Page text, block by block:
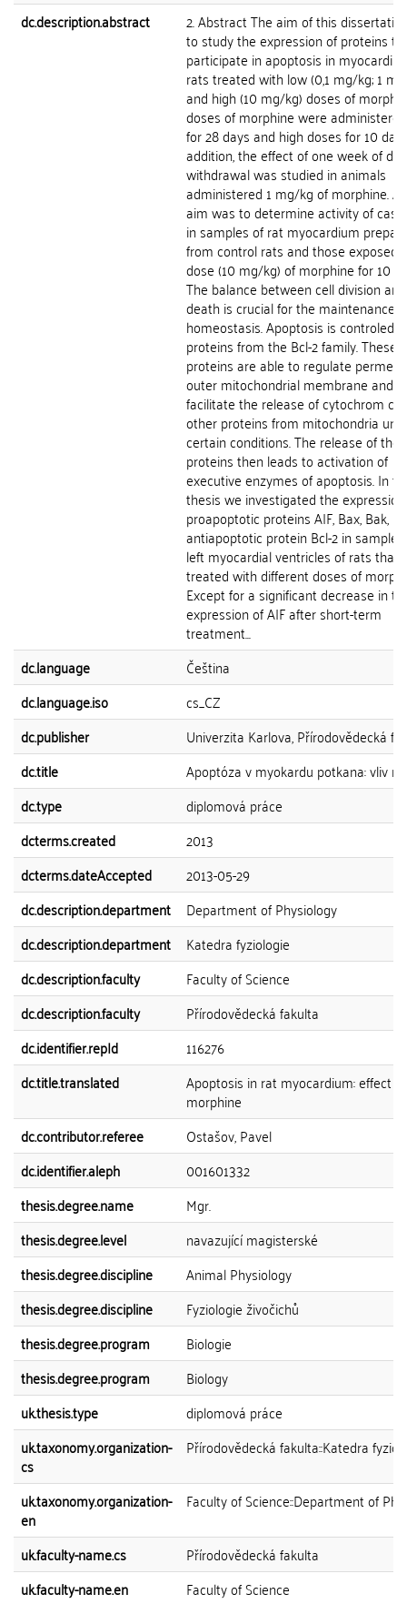
dc.description.abstract
2. Abstract The aim of this
to study the expression of proteins
participate in apoptosis in
rats treated with low (0,1 mg/kg; 1
and high (10 mg/kg) doses of
doses of morphine were
for 28 days and high doses for 10
addition, the effect of one week of
withdrawal was studied in animals
administered 1 mg/kg of morphine.
aim was to determine activity of
in samples of rat myocardium
from control rats and those exposed
dose (10 mg/kg) of morphine for 10
The balance between cell division
death is crucial for the maintenance
homeostasis. Apoptosis is controled
proteins from the Bcl-2 family. These
proteins are able to regulate
outer mitochondrial membrane and
facilitate the release of cytochrom c
other proteins from mitochondria
certain conditions. The release of
proteins then leads to activation of
executive enzymes of apoptosis. In
thesis we investigated the
proapoptotic proteins AIF, Bax, Bak,
antiapoptotic protein Bcl-2 in
left myocardial ventricles of rats that
treated with different doses of
Except for a significant decrease in
expression of AIF after short-term
treatment...
dc.language
Čeština
dc.language.iso
cs_CZ
dc.publisher
Univerzita Karlova, Přírodovědecká
dc.title
Apoptóza v myokardu potkana: vliv
dc.type
diplomová práce
dcterms.created
2013
dcterms.dateAccepted
2013-05-29
dc.description.department
Department of Physiology
dc.description.department
Katedra fyziologie
dc.description.faculty
Faculty of Science
dc.description.faculty
Přírodovědecká fakulta
dc.identifier.repId
116276
dc.title.translated
Apoptosis in rat myocardium: effect of
morphine
dc.contributor.referee
Ostašov, Pavel
dc.identifier.aleph
001601332
thesis.degree.name
Mgr.
thesis.degree.level
navazující magisterské
thesis.degree.discipline
Animal Physiology
thesis.degree.discipline
Fyziologie živočichů
thesis.degree.program
Biologie
thesis.degree.program
Biology
uk.thesis.type
diplomová práce
uk.taxonomy.organization-
cs
Přírodovědecká fakulta::Katedra
uk.taxonomy.organization-
en
Faculty of Science::Department of
uk.faculty-name.cs
Přírodovědecká fakulta
uk.faculty-name.en
Faculty of Science